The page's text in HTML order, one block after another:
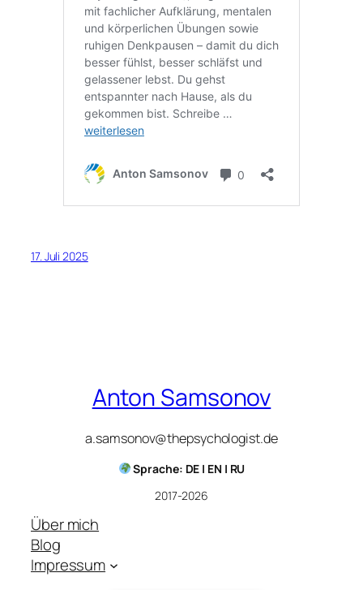
17. Juli 2025
Anton Samsonov
a.samsonov@thepsychologist.de
Sprache: DE | EN | RU
2017-2026
Über mich
Blog
Impressum